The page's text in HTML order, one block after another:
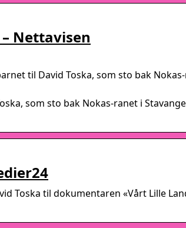
Nettavisen
til David Toska, som sto bak
som sto bak Nokas-ranet i
Toska til dokumentaren «Vårt Lille